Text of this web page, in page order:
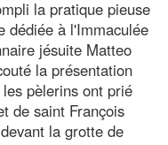
la pratique pieuse
dédiée à l'Immaculée
jésuite Matteo
la présentation
pèlerins ont prié
de saint François
la grotte de